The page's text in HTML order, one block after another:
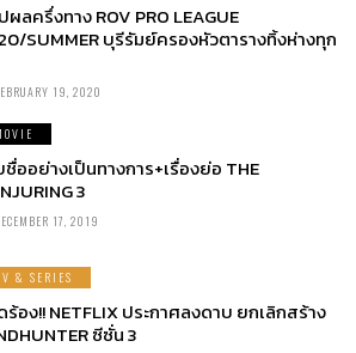
ผลครึ่งทาง ROV PRO LEAGUE
SUMMER บุรีรัมย์ครองหัวตารางทิ้งห่างทุก
19, 2020
ชื่ออย่างเป็นทางการ+เรื่องย่อ THE
3
17, 2019
& SERIES
ร้อง!! NETFLIX ประกาศลงดาบ ยกเลิกสร้าง
ซีซั่น 3